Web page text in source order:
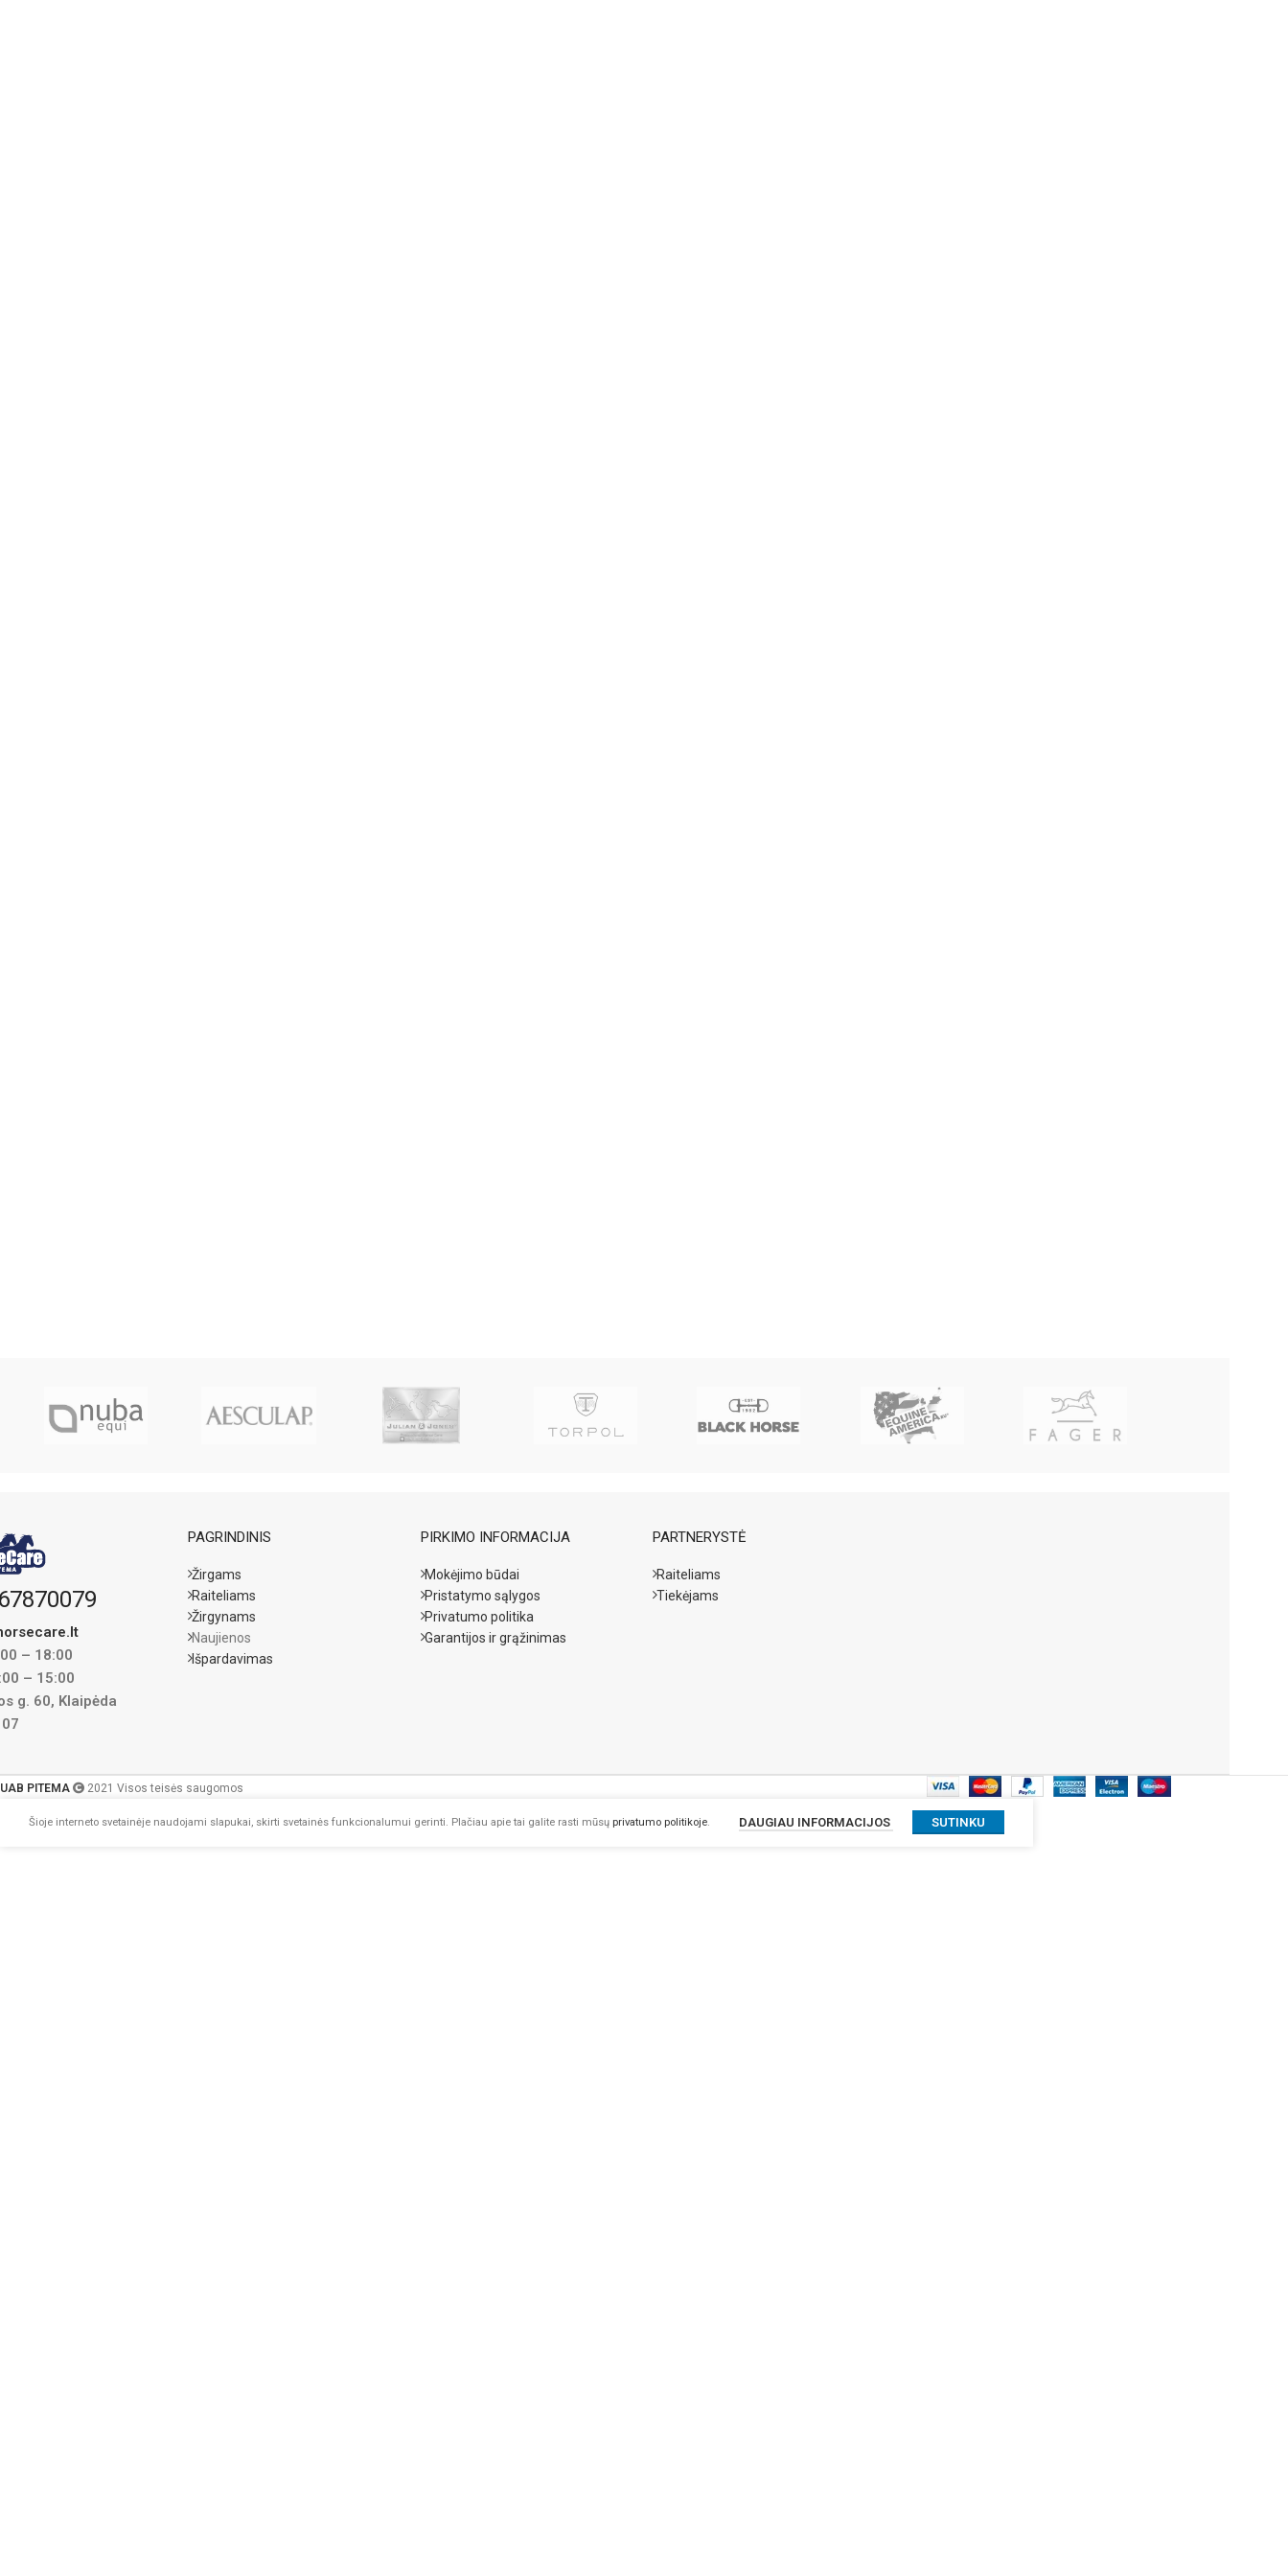
– 18:00
– 15:00
g. 60, Klaipėda
PAGRINDINIS
Žirgams
Raiteliams
Žirgynams
Naujienos
Išpardavimas
PIRKIMO INFORMACIJA
Mokėjimo būdai
Pristatymo sąlygos
Privatumo politika
Garantijos ir grąžinimas
PARTNERYSTĖ
Raiteliams
Tiekėjams
UAB PITEMA 2021 Visos teisės saugomos
Šioje interneto svetainėje naudojami slapukai, skirti svetainės funkcionalumui gerinti. Plačiau apie tai galite rasti mūsų privatumo politikoje. DAUGIAU INFORMACIJOS SUTINKU